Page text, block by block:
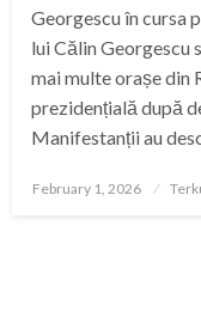
Georgescu în cursa
lui Călin Georgescu
mai multe orașe din
prezidențială după
Manifestanții au
Posted
February 1, 2026